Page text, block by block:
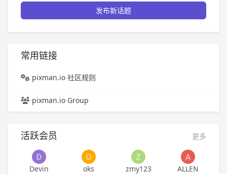
发布新话题
常用链接
pixman.io 社区规则
pixman.io Group
活跃会员 更多
Devin oks zmy123 ALLEN